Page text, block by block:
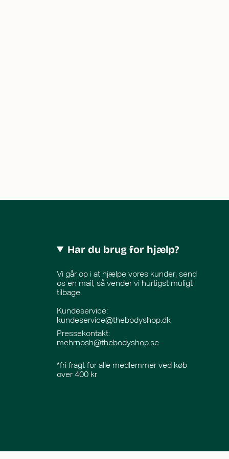
Har du brug for hjælp?
Vi går op i at hjælpe vores kunder, send
os en mail, så vender vi hurtigst muligt
tilbage.
Kundeservice:
kundeservice@thebodyshop.dk
Pressekontakt:
mehrnosh@thebodyshop.se
*fri fragt for alle medlemmer ved køb
over 400 kr